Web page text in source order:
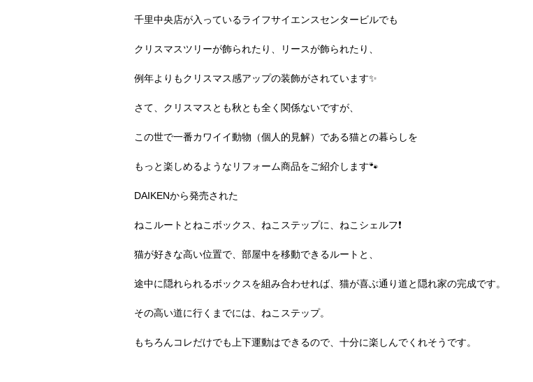
千里中央店が入っているライフサイエンスセンタービルでも
クリスマスツリーが飾られたり、リースが飾られたり、
例年よりもクリスマス感アップの装飾がされています✨
さて、クリスマスとも秋とも全く関係ないですが、
この世で一番カワイイ動物（個人的見解）である猫との暮らしを
もっと楽しめるようなリフォーム商品をご紹介します🐾
DAIKENから発売された
ねこルートとねこボックス、ねこステップに、ねこシェルフ❗
猫が好きな高い位置で、部屋中を移動できるルートと、
途中に隠れられるボックスを組み合わせれば、猫が喜ぶ通り道と隠れ家の完成です。
その高い道に行くまでには、ねこステップ。
もちろんコレだけでも上下運動はできるので、十分に楽しんでくれそうです。